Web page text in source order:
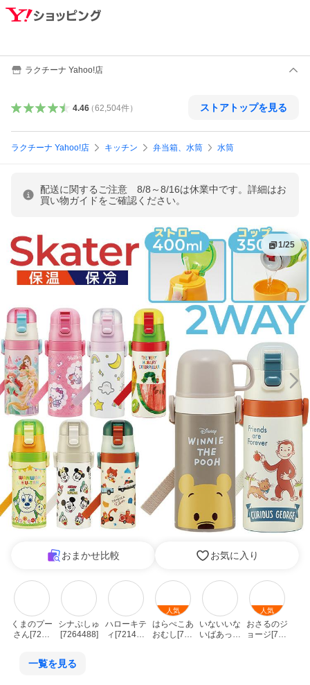
ラクチーナ Yahoo!店
4.46（62,504件） ストアトップを見る
ラクチーナ Yahoo!店 キッチン 弁当箱、水筒 水筒
配送に関するご注意 8/8～8/16は休業中です。詳細はお
買い物ガイドをご確認ください。
1/25
おまかせ比較 お気に入り
くまのプー
さん[7214
シナぷしゅ
[7264488]
ハローキテ
ィ[721472
人気
はらぺこあ
おむし[721
いないいな
いばあっ！
人気
おさるのジ
ョージ[721
一覧を見る